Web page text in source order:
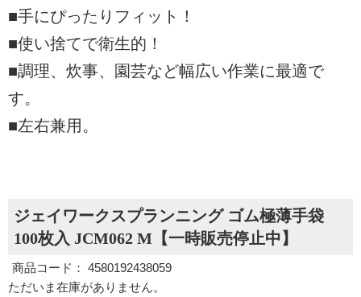
■手にぴったりフィット！
■使い捨てで衛生的！
■調理、炊事、園芸など幅広い作業に最適で
す。
■左右兼用。
ジェイワークスプランニング ゴム極薄手袋
100枚入 JCM062 M【一時販売停止中】
商品コード： 4580192438059
ただいま在庫がありません。